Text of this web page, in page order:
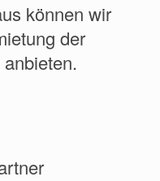
können wir
der